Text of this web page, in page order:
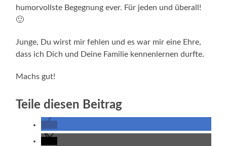
humorvollste Begegnung ever. Für jeden und überall!
🙂
Junge, Du wirst mir fehlen und es war mir eine Ehre,
dass ich Dich und Deine Familie kennenlernen durfte.
Machs gut!
Teile diesen Beitrag